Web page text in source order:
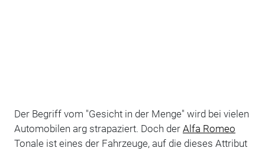
Der Begriff vom "Gesicht in der Menge" wird bei vielen
Automobilen arg strapaziert. Doch der Alfa Romeo
Tonale ist eines der Fahrzeuge, auf die dieses Attribut